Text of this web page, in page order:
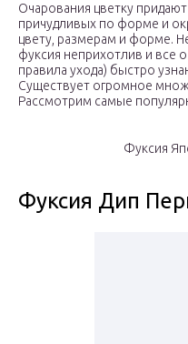
Очарования цветку
причудливых по форме и
цвету, размерам и форме.
фуксия неприхотлив и все
правила ухода) быстро
Существует огромное
Рассмотрим самые
Фуксия
Фуксия Дип